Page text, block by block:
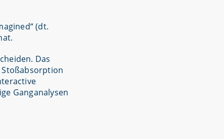
(dt.
Das
Stoßabsorption
Ganganalysen